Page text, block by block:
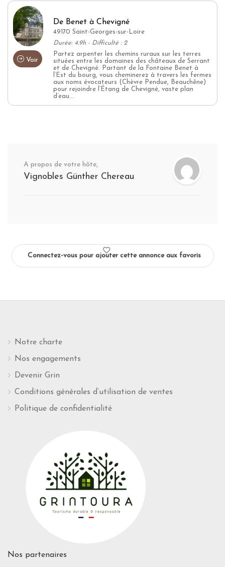
Voir
De Benet à Chevigné
49170 Saint-Georges-sur-Loire
Durée: 4.9h - Difficulté : 2
Partez arpenter les chemins ruraux sur les terres
situées entre les domaines des châteaux de Serrant
et de Chevigné. Partant de la Fontaine Benet à
l’Est du bourg, vous cheminerez à travers les fermes
aux noms évocateurs (Chèvre Pendue, Beauchêne)
pour rejoindre l’Étang de Chevigné, vaste plan
d’eau...
A propos de votre hôte,
Vignobles Günther Chereau
Connectez-vous pour ajouter cette annonce aux favoris
Notre charte
Nos engagements
Devenir Grin
Conditions générales d’utilisation de ventes
Politique de confidentialité
Nos partenaires